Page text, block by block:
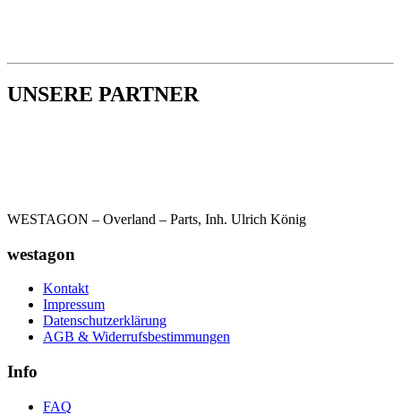
UNSERE PARTNER
WESTAGON – Overland – Parts, Inh. Ulrich König
westagon
Kontakt
Impressum
Datenschutzerklärung
AGB & Widerrufsbestimmungen
Info
FAQ